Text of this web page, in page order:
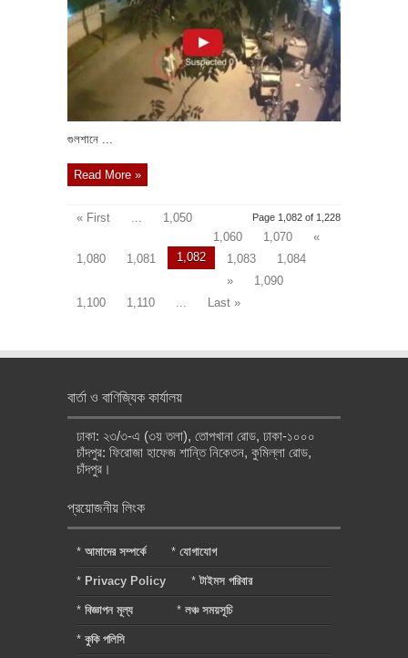
গুলশানে ...
Read More »
Page 1,082 of 1,228
« First
1,050
1,060
1,070
«
1,080
1,081 1,082 1,083
1,084
»
1,090
1,100
1,110 Last »
বার্তা ও বাণিজ্যিক কার্যালয়
ঢাকা: ২৩/৩-এ (৩য় তলা), তোপখানা রোড, ঢাকা-১০০০
চাঁদপুর: ফিরোজা হাফেজ শান্তি নিকেতন, কুমিল্লা রোড,
চাঁদপুর।
প্রয়োজনীয় লিংক
* আমাদের সম্পর্কে * যোগাযোগ
* Privacy Policy *টাইমস পরিবার
* বিজ্ঞাপন মূল্য * লঞ্চ সময়সূচি
* কুকি পলিসি